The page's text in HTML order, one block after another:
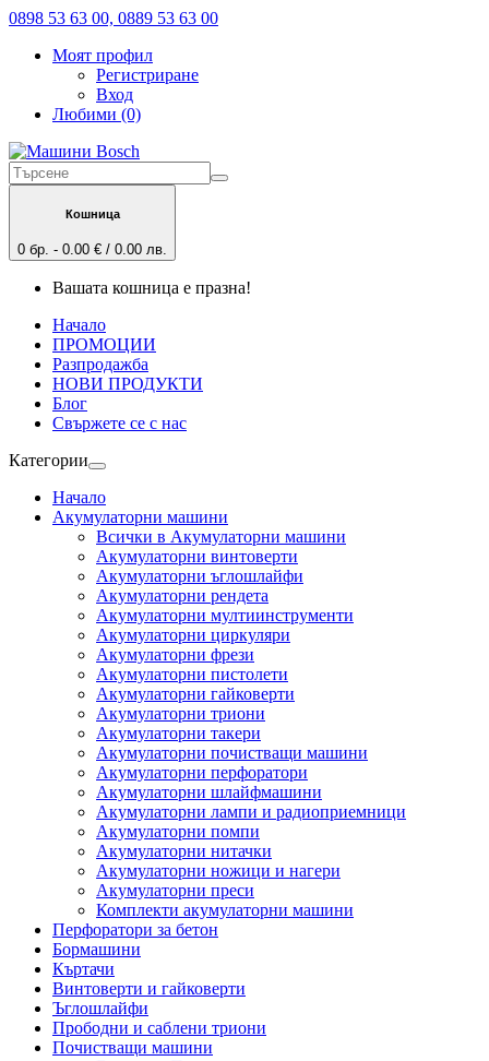
0898 53 63 00, 0889 53 63 00
Моят профил
Регистриране
Вход
Любими (0)
Кошница
0 бр. - 0.00 € / 0.00 лв.
Вашата кошница е празна!
Начало
ПРОМОЦИИ
Разпродажба
НОВИ ПРОДУКТИ
Блог
Свържете се с нас
Категории
Начало
Акумулаторни машини
Всички в Акумулаторни машини
Акумулаторни винтоверти
Акумулаторни ъглошлайфи
Акумулаторни рендета
Акумулаторни мултиинструменти
Акумулаторни циркуляри
Акумулаторни фрези
Акумулаторни пистолети
Акумулаторни гайковерти
Акумулаторни триони
Акумулаторни такери
Акумулаторни почистващи машини
Акумулаторни перфоратори
Акумулаторни шлайфмашини
Акумулаторни лампи и радиоприемници
Акумулаторни помпи
Акумулаторни нитачки
Акумулаторни ножици и нагери
Акумулаторни преси
Комплекти акумулаторни машини
Перфоратори за бетон
Бормашини
Къртачи
Винтоверти и гайковерти
Ъглошлайфи
Прободни и саблени триони
Почистващи машини